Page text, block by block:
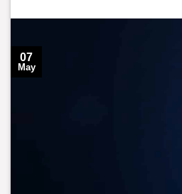
07
May